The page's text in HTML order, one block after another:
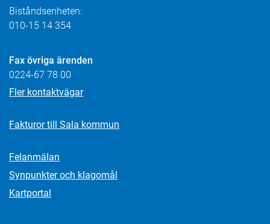
Biståndsenheten:
010-15 14 354
Fax övriga ärenden
0224-67 78 00
Fler kontaktvägar
Fakturor till Sala kommun
Felanmälan
Synpunkter och klagomål
Kartportal